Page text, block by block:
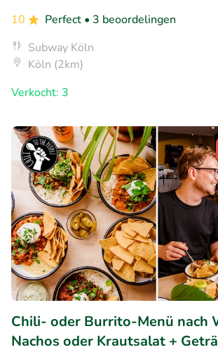
10
Perfect • 3 beoordelingen
Subway Köln
Köln (2km)
Verkocht: 3
Chili- oder Burrito-Menü nach
Nachos oder Krautsalat +